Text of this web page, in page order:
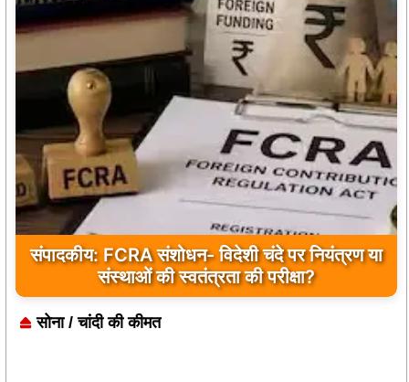
संपादकीय: FCRA संशोधन- विदेशी चंदे पर नियंत्रण या
संस्थाओं की स्वतंत्रता की परीक्षा?
सोना / चांदी की कीमत